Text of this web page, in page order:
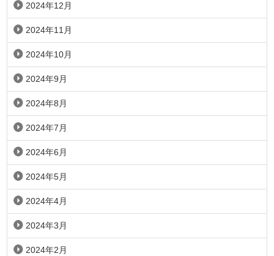
2024年12月
2024年11月
2024年10月
2024年9月
2024年8月
2024年7月
2024年6月
2024年5月
2024年4月
2024年3月
2024年2月